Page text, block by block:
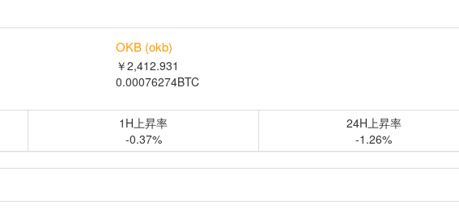
OKB (okb)
￥2,412.931
0.00076274BTC
1H上昇率
-0.37%
24H上昇率
-1.26%